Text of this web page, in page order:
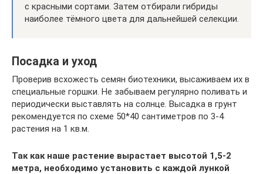
с красными сортами. Затем отбирали гибриды
наиболее тёмного цвета для дальнейшей селекции.
Посадка и уход
Проверив всхожесть семян биотехники, высаживаем их в
специальные горшки. Не забываем регулярно поливать и
периодически выставлять на солнце. Высадка в грунт
рекомендуется по схеме 50*40 сантиметров по 3-4
растения на 1 кв.м.
Так как наше растение вырастает высотой 1,5-2
метра, необходимо установить с каждой лункой